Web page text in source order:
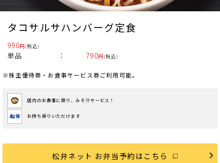
タコサルサハンバーグ定食
990円(税込)
単品 790円(税込)
※株主優待券・お食事サービス券ご利用可能。
店内のお食事に限り、みそ汁サービス！
お持ち帰りいただけます
松弁ネット お弁当予約はこちら